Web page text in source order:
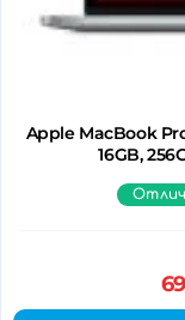
Apple MacBook
16GB,